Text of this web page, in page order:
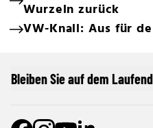
Wurzeln zurück
VW-Knall: Aus für
Bleiben Sie auf dem